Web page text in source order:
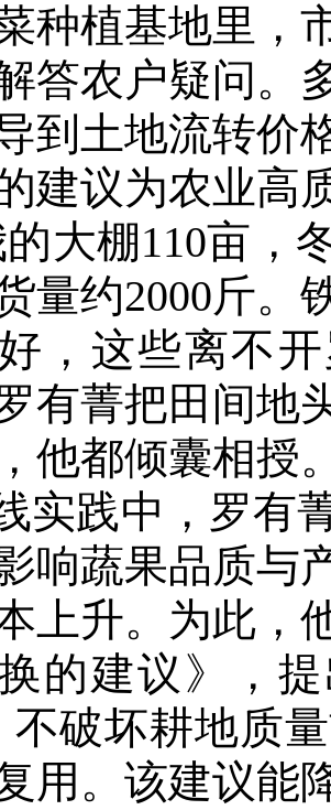
种植基地里，
答农户疑问。
到土地流转价
建议为农业高
的大棚110亩，
量约2000斤。
，这些离不
有菁把田间地
他都倾囊相授
实践中，罗有
响蔬果品质与
上升。为此，
的建议》，
不破坏耕地质
用。该建议能